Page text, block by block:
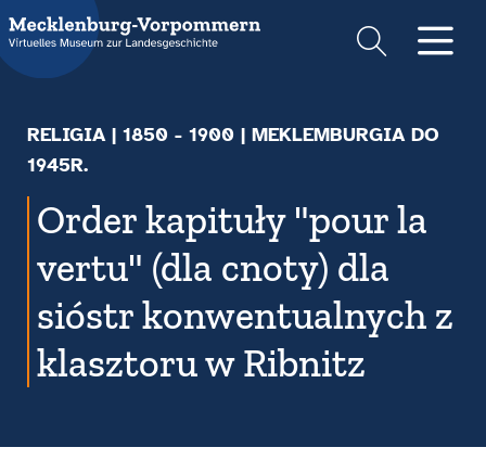
Suche
RELIGIA| 1850 - 1900 | MEKLEMBURGIA DO
1945R.
Order kapituły "pour la
vertu" (dla cnoty) dla
sióstr konwentualnych z
klasztoru w Ribnitz